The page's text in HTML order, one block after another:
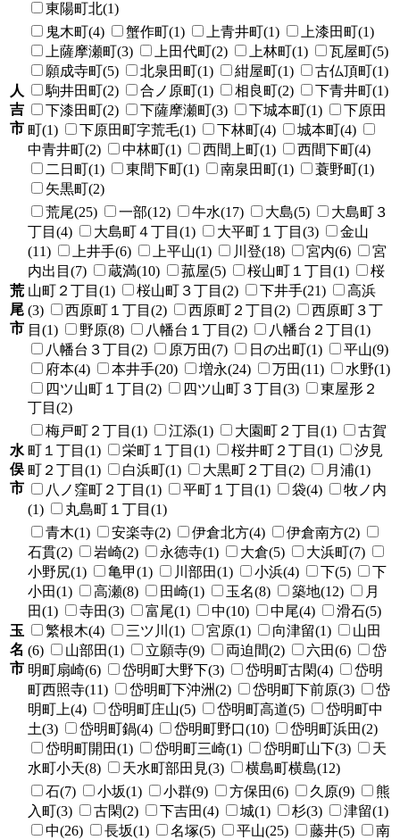
東陽町北(1)
人
吉
市
鬼木町(4) 蟹作町(1) 上青井町(1)
上漆田町(1)
上薩摩瀬町(3)
上田代町(2) 上林町(1)
瓦屋町(5)
願成寺町(5)
北泉田町(1) 紺屋町(1)
古仏頂町(1)
駒井田町(2)
合ノ原町(1) 相良町(2)
下青井町(1)
下漆田町(2)
下薩摩瀬町(3) 下城本町(1)
下原田
町(1)
下原田町字荒毛(1) 下林町(4)
城本町(4)
中青井町(2)
中林町(1) 西間上町(1)
西間下町(4)
二日町(1)
東間下町(1) 南泉田町(1)
蓑野町(1)
矢黒町(2)
荒
尾
市
荒尾(25) 一部(12) 牛水(17) 大島(5)
大島町３
丁目(4)
大島町４丁目(1) 大平町１丁目(3)
金山
(11)
上井手(6) 上平山(1) 川登(18) 宮内(6)
宮
内出目(7)
蔵満(10) 菰屋(5) 桜山町１丁目(1)
桜
山町２丁目(1)
桜山町３丁目(2) 下井手(21)
高浜
(3)
西原町１丁目(2) 西原町２丁目(2)
西原町３丁
目(1)
野原(8) 八幡台１丁目(2)
八幡台２丁目(1)
八幡台３丁目(2)
原万田(7) 日の出町(1)
平山(9)
府本(4)
本井手(20) 増永(24) 万田(11)
水野(1)
四ツ山町１丁目(2)
四ツ山町３丁目(3)
東屋形２
丁目(2)
水
俣
市
梅戸町２丁目(1) 江添(1) 大園町２丁目(1)
古賀
町１丁目(1)
栄町１丁目(1) 桜井町２丁目(1)
汐見
町２丁目(1)
白浜町(1) 大黒町２丁目(2)
月浦(1)
八ノ窪町２丁目(1)
平町１丁目(1) 袋(4)
牧ノ内
(1)
丸島町１丁目(1)
玉
名
市
青木(1) 安楽寺(2) 伊倉北方(4)
伊倉南方(2)
石貫(2)
岩崎(2) 永徳寺(1) 大倉(5)
大浜町(7)
小野尻(1)
亀甲(1) 川部田(1) 小浜(4) 下(5)
下
小田(1)
高瀬(8) 田崎(1) 玉名(8) 築地(12)
月
田(1)
寺田(3) 富尾(1) 中(10) 中尾(4)
滑石(5)
繁根木(4)
三ツ川(1) 宮原(1) 向津留(1)
山田
(6)
山部田(1) 立願寺(9) 両迫間(2) 六田(6)
岱
明町扇崎(6)
岱明町大野下(3) 岱明町古閑(4)
岱明
町西照寺(11)
岱明町下沖洲(2) 岱明町下前原(3)
岱
明町上(4)
岱明町庄山(5) 岱明町高道(5)
岱明町中
土(3)
岱明町鍋(4) 岱明町野口(10)
岱明町浜田(2)
岱明町開田(1)
岱明町三崎(1) 岱明町山下(3)
天
水町小天(8)
天水町部田見(3) 横島町横島(12)
石(7) 小坂(1) 小群(9) 方保田(6) 久原(9)
熊
入町(3)
古閑(2) 下吉田(4) 城(1) 杉(3)
津留(1)
中(26)
長坂(1) 名塚(5) 平山(25) 藤井(5)
南